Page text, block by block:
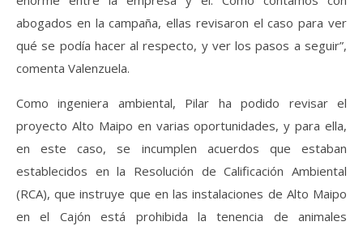
abogados en la campaña, ellas revisaron el caso para ver
qué se podía hacer al respecto, y ver los pasos a seguir”,
comenta Valenzuela.
Como ingeniera ambiental, Pilar ha podido revisar el
proyecto Alto Maipo en varias oportunidades, y para ella,
en este caso, se incumplen acuerdos que estaban
establecidos en la Resolución de Calificación Ambiental
(RCA), que instruye que en las instalaciones de Alto Maipo
en el Cajón está prohibida la tenencia de animales